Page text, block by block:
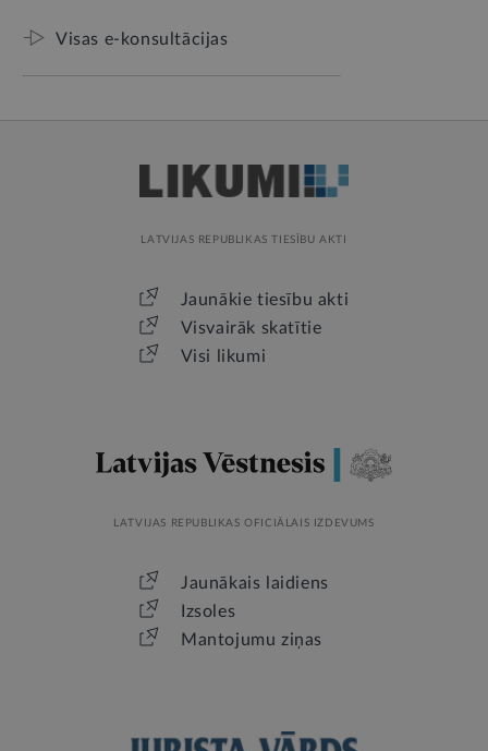
Visas e-konsultācijas
LATVIJAS REPUBLIKAS TIESĪBU AKTI
Jaunākie tiesību akti
Visvairāk skatītie
Visi likumi
LATVIJAS REPUBLIKAS OFICIĀLAIS IZDEVUMS
Jaunākais laidiens
Izsoles
Mantojumu ziņas